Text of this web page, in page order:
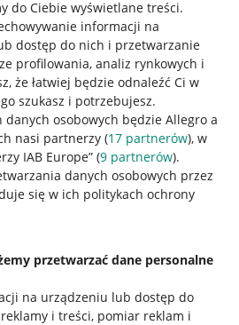
do Ciebie wyświetlane treści.
informacji na
dostęp do nich i przetwarzanie
profilowania, analiz rynkowych i
że łatwiej będzie odnaleźć Ci w
szukasz i potrzebujesz.
osobowych będzie Allegro a
nasi partnerzy (17 partnerów), w
IAB Europe” (9 partnerów).
danych osobowych przez
się w ich politykach ochrony
przetwarzać dane personalne
na urządzeniu lub dostęp do
i treści, pomiar reklam i